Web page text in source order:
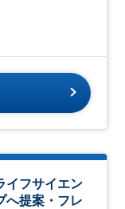
イフサイエン
へ提案・フレ